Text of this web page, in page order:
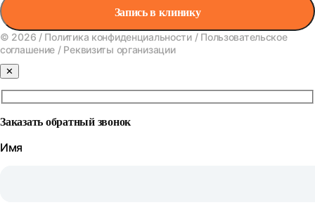
Запись в клинику
© 2026 / Политика конфиденциальности/ Пользовательское
соглашение / Реквизиты организации
✕
Заказать обратный звонок
Имя